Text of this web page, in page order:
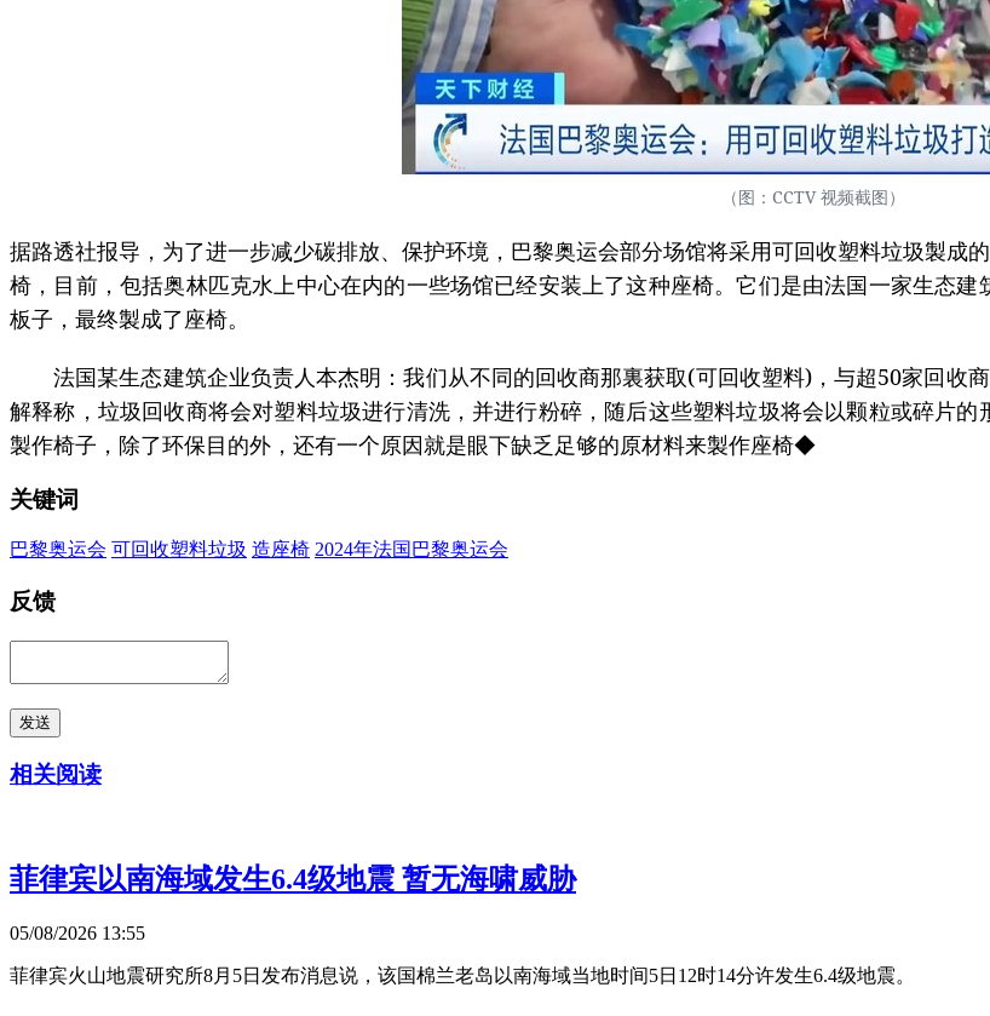
（图：CCTV 视频截图）
据路透社报导，为了进一步减少碳排放、保护环境，巴黎奥运会部分场馆将采用可回收塑料垃圾製成
椅，目前，包括奥林匹克水上中心在内的一些场馆已经安装上了这种座椅。它们是由法国一家生态
板子，最终製成了座椅。
法国某生态建筑企业负责人本杰明：我们从不同的回收商那裏获取(可回收塑料)，与超50家回收
解释称，垃圾回收商将会对塑料垃圾进行清洗，并进行粉碎，随后这些塑料垃圾将会以颗粒或碎片
製作椅子，除了环保目的外，还有一个原因就是眼下缺乏足够的原材料来製作座椅◆
关键词
巴黎奥运会 可回收塑料垃圾 造座椅 2024年法国巴黎奥运会
反馈
发送
相关阅读
菲律宾以南海域发生6.4级地震 暂无海啸威胁
05/08/2026 13:55
菲律宾火山地震研究所8月5日发布消息说，该国棉兰老岛以南海域当地时间5日12时14分许发生6.4级地震。